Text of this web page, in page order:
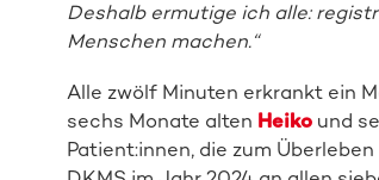
Deshalb ermutige ich alle:
Menschen machen.“
Alle zwölf Minuten erkrankt ein
sechs Monate alten Heikound
Patient:innen, die zum